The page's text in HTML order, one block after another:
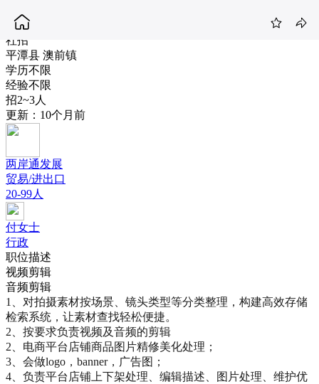
剪辑师
3-5K
社招
平潭县 澳前镇
学历不限
经验不限
招2~3人
更新：10个月前
两岸通发展
贸易/进出口
20-99人
付女士
行政
职位描述
视频剪辑
音频剪辑
1、对拍摄素材按场景、镜头类型等分类整理，构建高效存储
检索系统，让素材查找轻松便捷。
2、按要求负责视频及音频的剪辑
2、电商平台店铺商品图片精修美化处理；
3、会做logo，banner，广告图；
4、负责平台店铺上下架处理、编辑描述、图片处理、维护优